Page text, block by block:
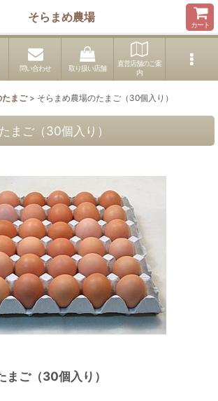
そらまめ農場
カート
問い合わせ 取り扱い店舗
直営店舗のご案
内
たまご > そらまめ農場のたまご（30個入り）
まご（30個入り）
まご（30個入り）